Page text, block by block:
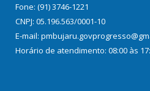
Fone: (91) 3746-1221
CNPJ: 05.196.563/0001-10
E-mail:
Horário de atendimento: 08:00 às